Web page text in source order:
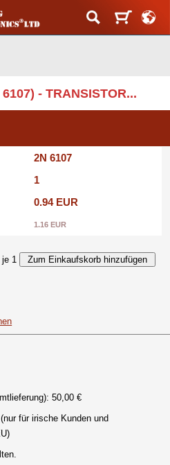
- TRANSISTOR...
2N 6107
1
0.94 EUR
1.16 EUR
je 1
50,00 €
für irische Kunden und